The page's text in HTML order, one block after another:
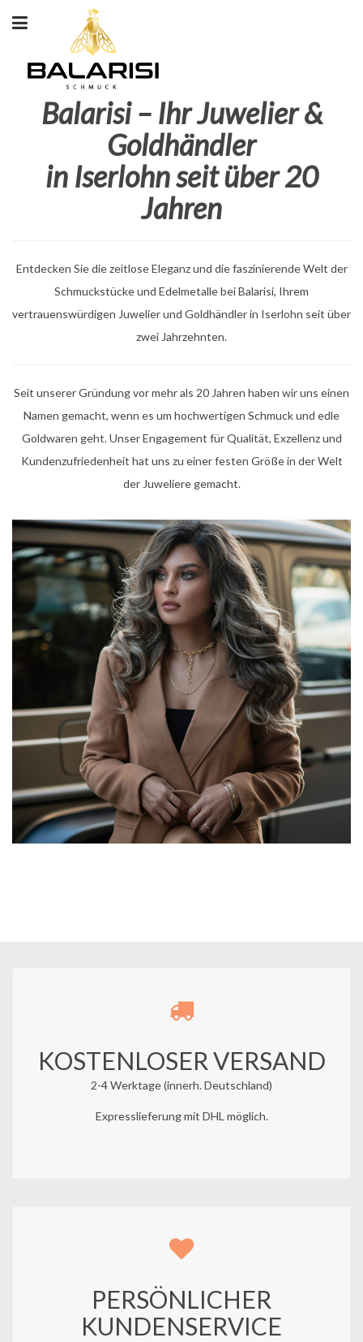
Balarisi – Ihr Juwelier &
Goldhändler
in Iserlohn seit über 20
Jahren
Entdecken Sie die zeitlose Eleganz und die faszinierende Welt der
Schmuckstücke und Edelmetalle bei Balarisi, Ihrem
vertrauenswürdigen Juwelier und Goldhändler in Iserlohn seit über
zwei Jahrzehnten.
Seit unserer Gründung vor mehr als 20 Jahren haben wir uns einen
Namen gemacht, wenn es um hochwertigen Schmuck und edle
Goldwaren geht. Unser Engagement für Qualität, Exzellenz und
Kundenzufriedenheit hat uns zu einer festen Größe in der Welt
der Juweliere gemacht.
KOSTENLOSER VERSAND
2-4 Werktage (innerh. Deutschland)
Expresslieferung mit DHL möglich.
PERSÖNLICHER
KUNDENSERVICE